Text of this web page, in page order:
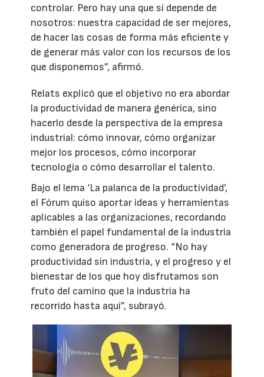
controlar. Pero hay una que sí depende de
nosotros: nuestra capacidad de ser mejores,
de hacer las cosas de forma más eficiente y
de generar más valor con los recursos de los
que disponemos”, afirmó.
Relats explicó que el objetivo no era abordar
la productividad de manera genérica, sino
hacerlo desde la perspectiva de la empresa
industrial: cómo innovar, cómo organizar
mejor los procesos, cómo incorporar
tecnología o cómo desarrollar el talento.
Bajo el lema ‘La palanca de la productividad’,
el Fórum quiso aportar ideas y herramientas
aplicables a las organizaciones, recordando
también el papel fundamental de la industria
como generadora de progreso. “No hay
productividad sin industria, y el progreso y el
bienestar de los que hoy disfrutamos son
fruto del camino que la industria ha
recorrido hasta aquí”, subrayó.